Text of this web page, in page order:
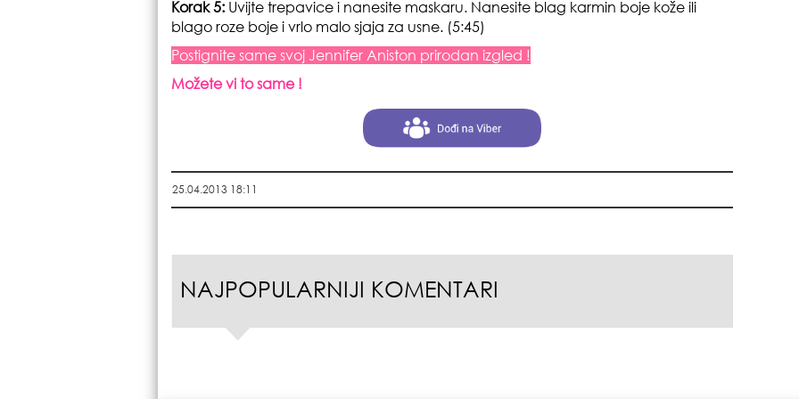
Korak 5: Uvijte trepavice i nanesite maskaru. Nanesite blag karmin boje kože ili
blago roze boje i vrlo malo sjaja za usne. (5:45)
Postignite same svoj Jennifer Aniston prirodan izgled !
Možete vi to same !
25.04.2013 18:11
NAJPOPULARNIJI KOMENTARI